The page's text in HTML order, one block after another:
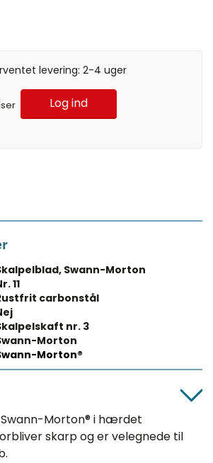
levering: 2-4 uger
Log ind
Swann-Morton
11
carbonstål
nr. 3
Morton
Morton®
Morton® i hærdet
skarp og er velegnede til